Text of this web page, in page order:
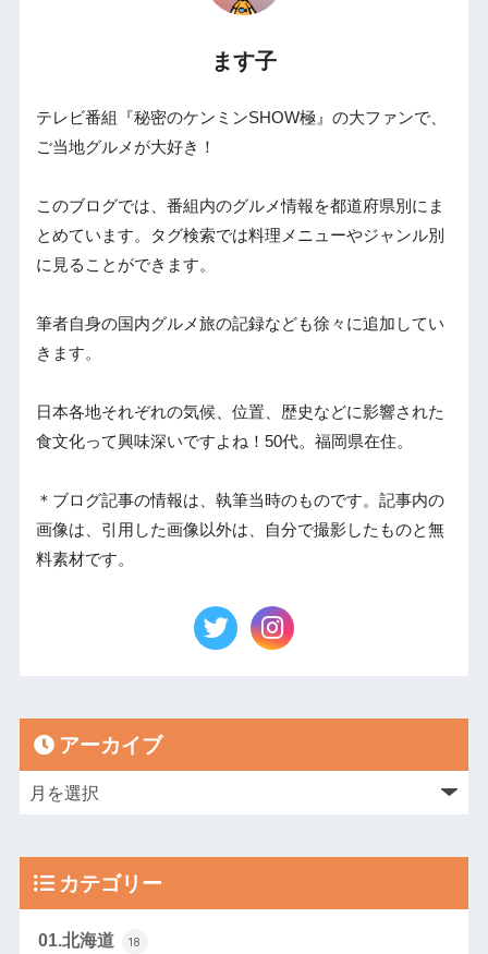
ます子
テレビ番組『秘密のケンミンSHOW極』の大ファンで、
ご当地グルメが大好き！
このブログでは、番組内のグルメ情報を都道府県別にま
とめています。タグ検索では料理メニューやジャンル別
に見ることができます。
筆者自身の国内グルメ旅の記録なども徐々に追加してい
きます。
日本各地それぞれの気候、位置、歴史などに影響された
食文化って興味深いですよね！50代。福岡県在住。
＊ブログ記事の情報は、執筆当時のものです。記事内の
画像は、引用した画像以外は、自分で撮影したものと無
料素材です。
アーカイブ
カテゴリー
01.北海道 18